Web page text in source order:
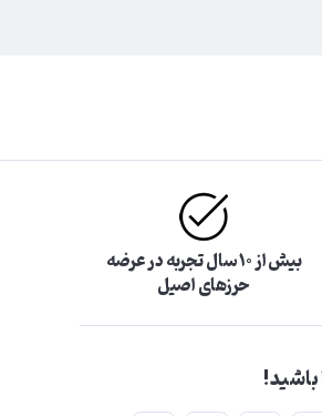
بیش از ۱۰ سال تجربه در عرضه
حرزهای اصیل